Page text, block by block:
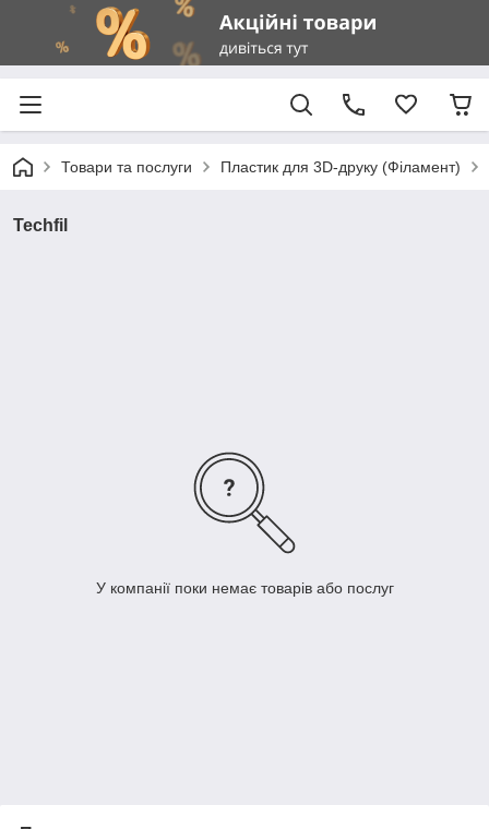
Товари та послуги Пластик для 3D-друку (Філамент)
Techfil
У компанії поки немає товарів або послуг